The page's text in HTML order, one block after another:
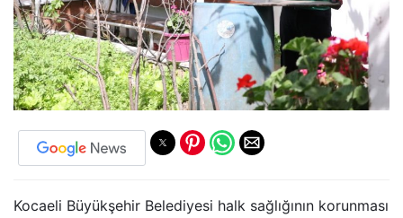
Kocaeli Büyükşehir Belediyesi halk sağlığının korunması